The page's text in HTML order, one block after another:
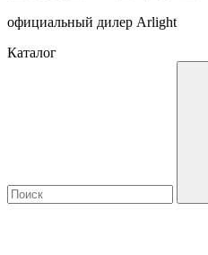
официальный дилер Arlight
Каталог